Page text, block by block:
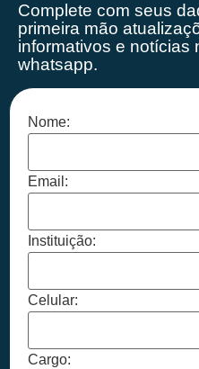
Complete com seus
primeira mão
informativos e notícias
whatsapp.
Nome:
Email:
Instituição:
Celular:
Cargo: